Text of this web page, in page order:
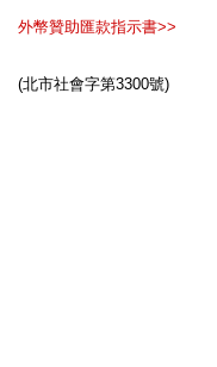
外幣贊助匯款指示書>>
(北市社會字第3300號)